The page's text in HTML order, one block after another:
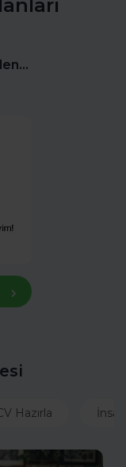
HSBC Virtualents Student Program bu sene de devam ediyor!
Hazırla